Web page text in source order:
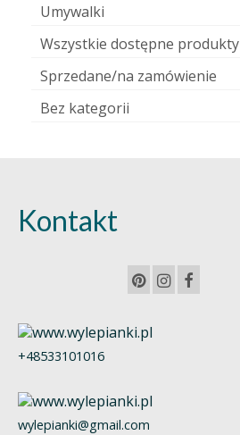
Umywalki
Wszystkie dostępne produkty
Sprzedane/na zamówienie
Bez kategorii
Kontakt
+48533101016
wylepianki@gmail.com